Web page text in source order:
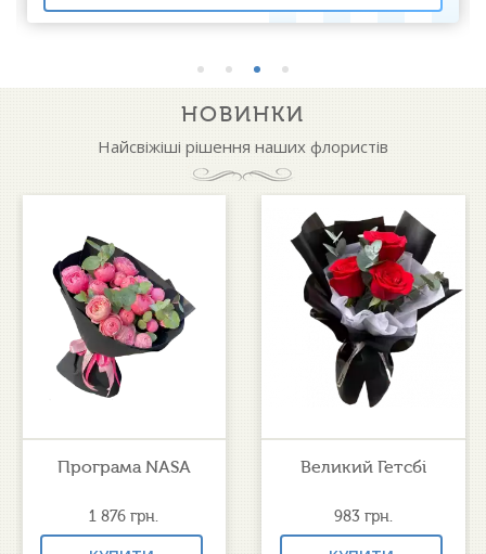
НОВИНКИ
Найсвіжіші рішення наших флористів
Програма NASA
1 876грн.
Великий Гетсбі
983 грн.